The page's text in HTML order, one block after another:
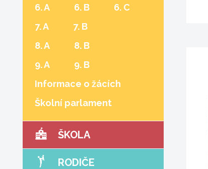
6. A
6. B
6. C
7. A
7. B
8. A
8. B
9. A
9. B
Informace o žácích
Školní parlament
ŠKOLA
RODIČE